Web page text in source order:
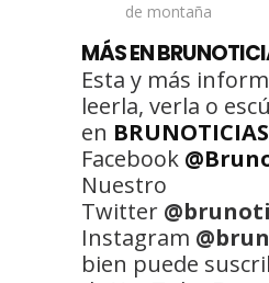
MÁS EN
Esta y más
leerla, verla o
en BRUNOTICIAS
Facebook
Nuestro
Twitter
Instagram
bien puede